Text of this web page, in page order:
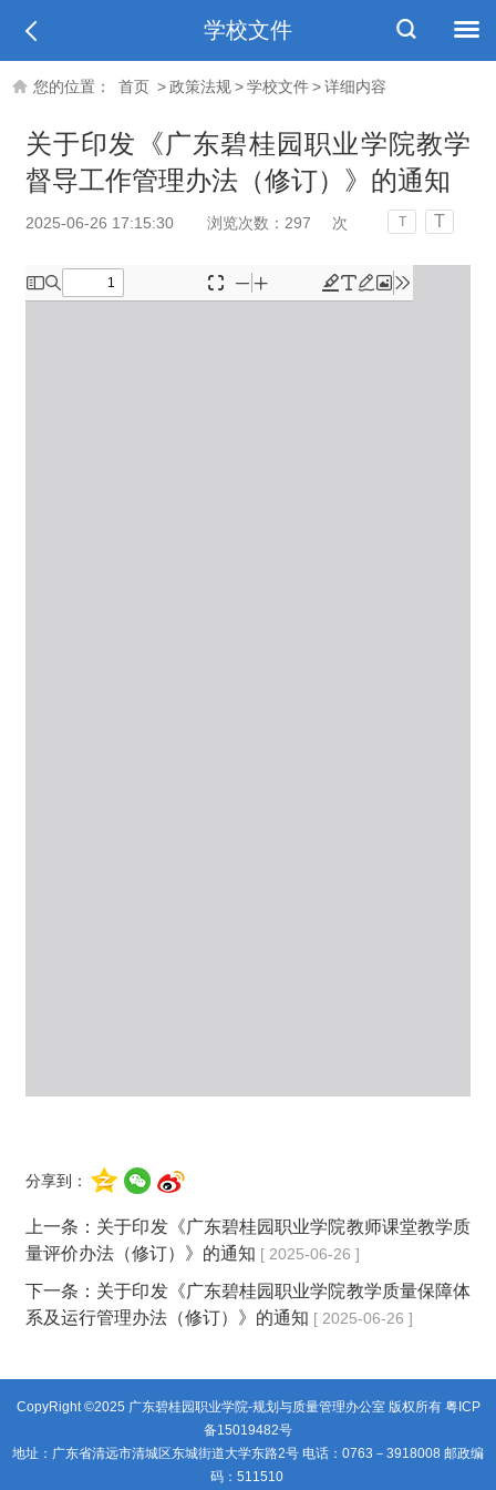
学校文件
您的位置： 首页 >政策法规>学校文件>详细内容
关于印发《广东碧桂园职业学院教学
督导工作管理办法（修订）》的通知
2025-06-26 17:15:30 浏览次数： 297 次 T T
分享到：
上一条： 关于印发《广东碧桂园职业学院教师课堂教学质
量评价办法（修订）》的通知 [ 2025-06-26 ]
下一条： 关于印发《广东碧桂园职业学院教学质量保障体
系及运行管理办法（修订）》的通知 [ 2025-06-26 ]
CopyRight ©2025 广东碧桂园职业学院-规划与质量管理办公室 版权所有 粤ICP
备15019482号
地址：广东省清远市清城区东城街道大学东路2号 电话：0763－3918008 邮政编
码：511510